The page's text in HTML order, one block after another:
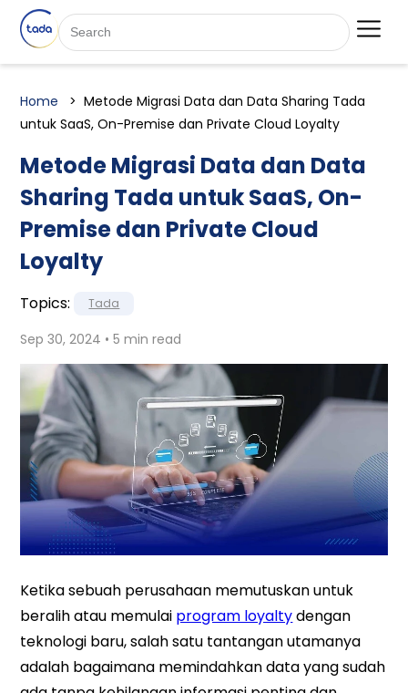
Home
Metode Migrasi Data dan Data Sharing Tada
untuk SaaS, On-Premise dan Private Cloud Loyalty
Metode Migrasi Data dan Data
Sharing Tada untuk SaaS, On-
Premise dan Private Cloud
Loyalty
Topics: Tada
Sep 30, 2024 • 5 min read
Ketika sebuah perusahaan memutuskan untuk
beralih atau memulai program loyaltydengan
teknologi baru, salah satu tantangan utamanya
adalah bagaimana memindahkan data yang sudah